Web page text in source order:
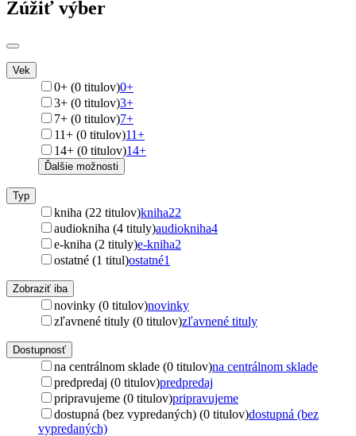
Zúžiť výber
Vek
0+ (0 titulov)0+
3+ (0 titulov)3+
7+ (0 titulov)7+
11+ (0 titulov)11+
14+ (0 titulov)14+
Ďalšie možnosti
Typ
kniha (22 titulov)kniha22
audiokniha (4 tituly)audiokniha4
e-kniha (2 tituly)e-kniha2
ostatné (1 titul)ostatné1
Zobraziť iba
novinky (0 titulov)novinky
zľavnené tituly (0 titulov)zľavnené tituly
Dostupnosť
na centrálnom sklade (0 titulov)na centrálnom sklade
predpredaj (0 titulov)predpredaj
pripravujeme (0 titulov)pripravujeme
dostupná (bez vypredaných) (0 titulov)dostupná (bez
vypredaných)